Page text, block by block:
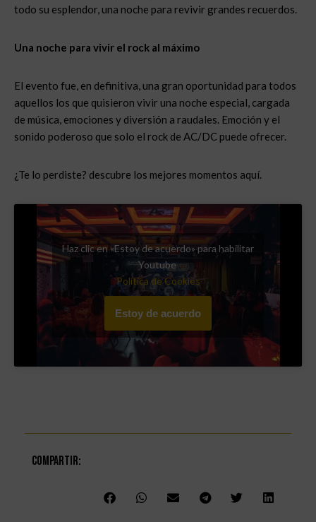
todo su esplendor, una noche para revivir grandes recuerdos.
Una noche para vivir el rock al máximo
El evento fue, en definitiva, una gran oportunidad para todos
aquellos los que quisieron vivir una noche especial, cargada
de música, emociones y diversión a raudales. Emoción y el
sonido poderoso que solo el rock de AC/DC puede ofrecer.
¿Te lo perdiste? descubre los mejores momentos aquí.
Haz clic en «Estoy de acuerdo» para habilitar
Youtube
Política de Cookies
Estoy de acuerdo
Compartir: